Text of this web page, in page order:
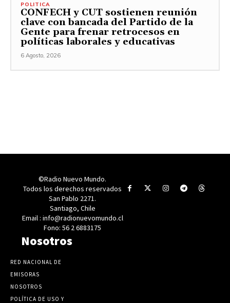
POLITICA
CONFECH y CUT sostienen reunión
clave con bancada del Partido de la
Gente para frenar retrocesos en
políticas laborales y educativas
6 Agosto, 2026
©Radio Nuevo Mundo.
Todos los derechos reservados
San Pablo 2271.
Santiago, Chile
Email : info@radionuevomundo.cl
Fono: 56 2 6883175
Nosotros
RED NACIONAL DE
EMISORAS
NOSOTROS
POLÍTICA DE USO Y